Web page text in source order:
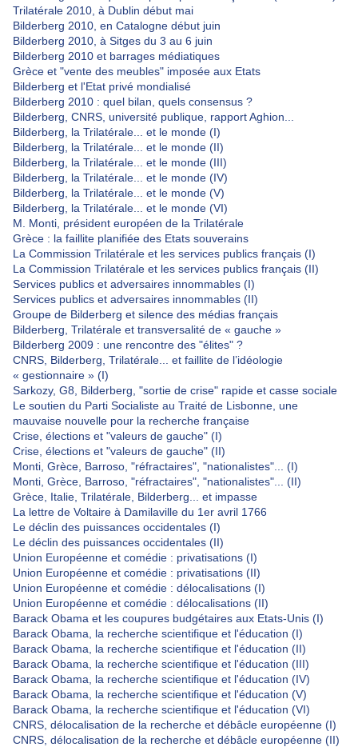
Trilatérale 2010, à Dublin début mai
Bilderberg 2010, en Catalogne début juin
Bilderberg 2010, à Sitges du 3 au 6 juin
Bilderberg 2010 et barrages médiatiques
Grèce et "vente des meubles" imposée aux Etats
Bilderberg et l'Etat privé mondialisé
Bilderberg 2010 : quel bilan, quels consensus ?
Bilderberg, CNRS, université publique, rapport Aghion...
Bilderberg, la Trilatérale... et le monde (I)
Bilderberg, la Trilatérale... et le monde (II)
Bilderberg, la Trilatérale... et le monde (III)
Bilderberg, la Trilatérale... et le monde (IV)
Bilderberg, la Trilatérale... et le monde (V)
Bilderberg, la Trilatérale... et le monde (VI)
M. Monti, président européen de la Trilatérale
Grèce : la faillite planifiée des Etats souverains
La Commission Trilatérale et les services publics français (I)
La Commission Trilatérale et les services publics français (II)
Services publics et adversaires innommables (I)
Services publics et adversaires innommables (II)
Groupe de Bilderberg et silence des médias français
Bilderberg, Trilatérale et transversalité de « gauche »
Bilderberg 2009 : une rencontre des "élites" ?
CNRS, Bilderberg, Trilatérale... et faillite de l’idéologie
« gestionnaire » (I)
Sarkozy, G8, Bilderberg, "sortie de crise" rapide et casse sociale
Le soutien du Parti Socialiste au Traité de Lisbonne, une
mauvaise nouvelle pour la recherche française
Crise, élections et "valeurs de gauche" (I)
Crise, élections et "valeurs de gauche" (II)
Monti, Grèce, Barroso, "réfractaires", "nationalistes"... (I)
Monti, Grèce, Barroso, "réfractaires", "nationalistes"... (II)
Grèce, Italie, Trilatérale, Bilderberg... et impasse
La lettre de Voltaire à Damilaville du 1er avril 1766
Le déclin des puissances occidentales (I)
Le déclin des puissances occidentales (II)
Union Européenne et comédie : privatisations (I)
Union Européenne et comédie : privatisations (II)
Union Européenne et comédie : délocalisations (I)
Union Européenne et comédie : délocalisations (II)
Barack Obama et les coupures budgétaires aux Etats-Unis (I)
Barack Obama, la recherche scientifique et l'éducation (I)
Barack Obama, la recherche scientifique et l'éducation (II)
Barack Obama, la recherche scientifique et l'éducation (III)
Barack Obama, la recherche scientifique et l'éducation (IV)
Barack Obama, la recherche scientifique et l'éducation (V)
Barack Obama, la recherche scientifique et l'éducation (VI)
CNRS, délocalisation de la recherche et débâcle européenne (I)
CNRS, délocalisation de la recherche et débâcle européenne (II)